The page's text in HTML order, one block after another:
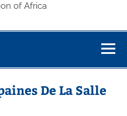
of Africa
De La Salle